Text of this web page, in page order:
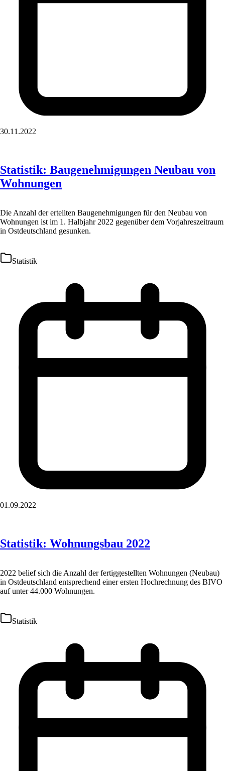
30.11.2022
Statistik: Baugenehmigungen Neubau von
Wohnungen
Die Anzahl der erteilten Baugenehmigungen für den Neubau von
Wohnungen ist im 1. Halbjahr 2022 gegenüber dem Vorjahreszeitraum
in Ostdeutschland gesunken.
Statistik
01.09.2022
Statistik: Wohnungsbau 2022
2022 belief sich die Anzahl der fertiggestellten Wohnungen (Neubau)
in Ostdeutschland entsprechend einer ersten Hochrechnung des BIVO
auf unter 44.000 Wohnungen.
Statistik